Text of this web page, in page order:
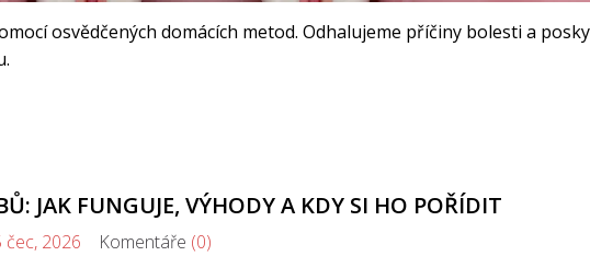
osvědčených domácích metod. Odhalujeme příčiny bolesti a
JAK FUNGUJE, VÝHODY A KDY SI HO POŘÍDIT
čec, 2026 Komentáře (0)